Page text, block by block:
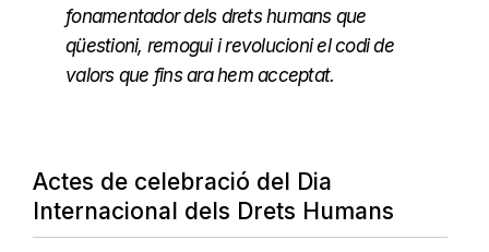
fonamentador dels drets humans que
qüestioni, remogui i revolucioni el codi de
valors que fins ara hem acceptat.
Actes de celebració del Dia
Internacional dels Drets Humans